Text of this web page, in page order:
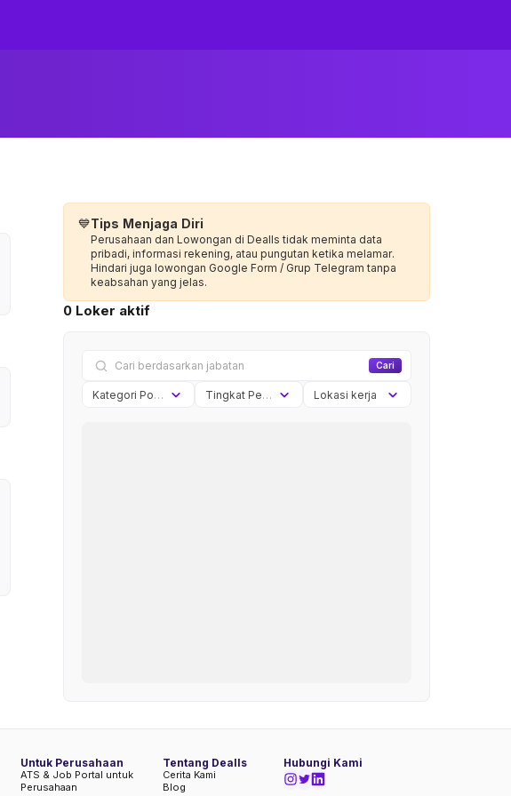
💙Tips Menjaga Diri
Perusahaan dan Lowongan di Dealls tidak meminta data
pribadi, informasi rekening, atau pungutan ketika melamar.
Hindari juga lowongan Google Form / Grup Telegram tanpa
keabsahan yang jelas.
0 Loker aktif
Cari
Kategori Posisi Tingkat Pengalaman Lokasi kerja
Untuk Perusahaan
ATS & Job Portal untuk
Perusahaan
Hubungi Kami
Tentang Dealls
Cerita Kami
Blog